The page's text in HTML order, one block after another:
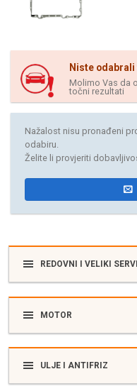
Niste odabrali
Molimo Vas da
točni rezultati
Nažalost nisu pronađeni
odabiru.
Želite li provjeriti
REDOVNI I VELIKI
MOTOR
ULJE I ANTIFRIZ